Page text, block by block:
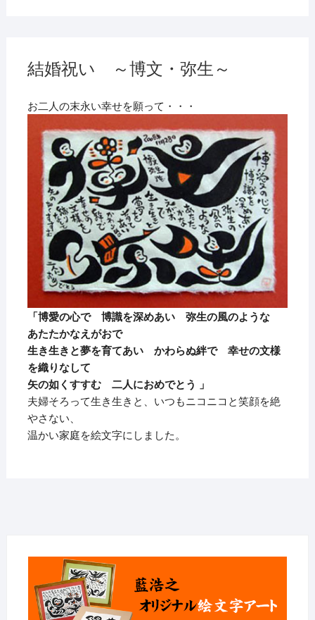
結婚祝い ～博文・弥生～
お二人の末永い幸せを願って・・・
「博愛の心で 博識を深めあい 弥生の風のような
あたたかなえがおで
生き生きと夢を育てあい かわらぬ絆で 幸せの文様
を織りなして
矢の如くすすむ 二人におめでとう 」
夫婦そろって生き生きと、いつもニコニコと笑顔を絶
やさない、
温かい家庭を絵文字にしました。